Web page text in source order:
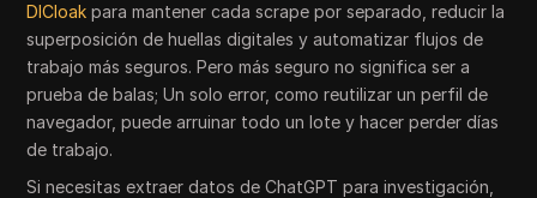
DICloak para mantener cada scrape por separado, reducir la
superposición de huellas digitales y automatizar flujos de
trabajo más seguros. Pero más seguro no significa ser a
prueba de balas; Un solo error, como reutilizar un perfil de
navegador, puede arruinar todo un lote y hacer perder días
de trabajo.
Si necesitas extraer datos de ChatGPT para investigación,